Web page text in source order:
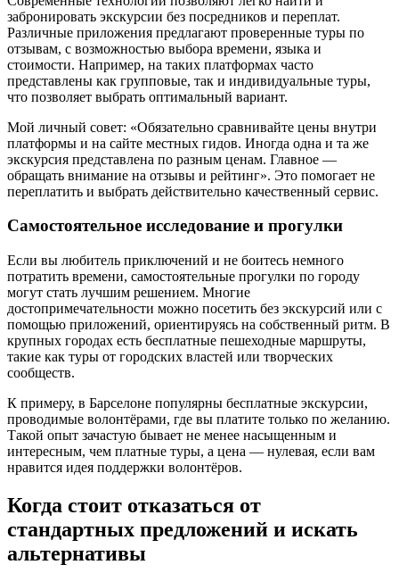
забронировать экскурсии без посредников и переплат.
Различные приложения предлагают проверенные туры по
отзывам, с возможностью выбора времени, языка и
стоимости. Например, на таких платформах часто
представлены как групповые, так и индивидуальные туры,
что позволяет выбрать оптимальный вариант.
Мой личный совет: «Обязательно сравнивайте цены внутри
платформы и на сайте местных гидов. Иногда одна и та же
экскурсия представлена по разным ценам. Главное —
обращать внимание на отзывы и рейтинг». Это помогает не
переплатить и выбрать действительно качественный сервис.
Самостоятельное исследование и прогулки
Если вы любитель приключений и не боитесь немного
потратить времени, самостоятельные прогулки по городу
могут стать лучшим решением. Многие
достопримечательности можно посетить без экскурсий или с
помощью приложений, ориентируясь на собственный ритм. В
крупных городах есть бесплатные пешеходные маршруты,
такие как туры от городских властей или творческих
сообществ.
К примеру, в Барселоне популярны бесплатные экскурсии,
проводимые волонтёрами, где вы платите только по желанию.
Такой опыт зачастую бывает не менее насыщенным и
интересным, чем платные туры, а цена — нулевая, если вам
нравится идея поддержки волонтёров.
Когда стоит отказаться от
стандартных предложений и искать
альтернативы